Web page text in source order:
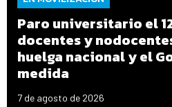
Paro universitario el
docentes y
huelga nacional y el
medida
7 de agosto de 2026